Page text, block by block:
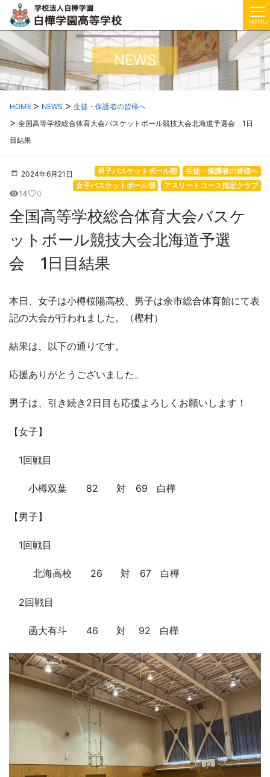
MENU
NEWS
HOME NEWS
生徒・保護者の皆様へ
全国高等学校総合体育大会バスケットボール競技大会北海道予選会 1日
目結果
2024年6月21日 生徒・保護者の皆様へ
男子バスケットボール部
アスリートコース指定クラブ
女子バスケットボール部
visibility14favorite_border0
全国高等学校総合体育大会バスケ
ットボール競技大会北海道予選
会 1日目結果
本日、女子は小樽桜陽高校、男子は余市総合体育館にて表
記の大会が行われました。（樫村）
結果は、以下の通りです。
応援ありがとうございました。
男子は、引き続き2日目も応援よろしくお願いします！
【女子】
1回戦目
小樽双葉 82 対 69 白樺
【男子】
1回戦目
北海高校 26 対 67 白樺
2回戦目
函大有斗 46 対 92 白樺